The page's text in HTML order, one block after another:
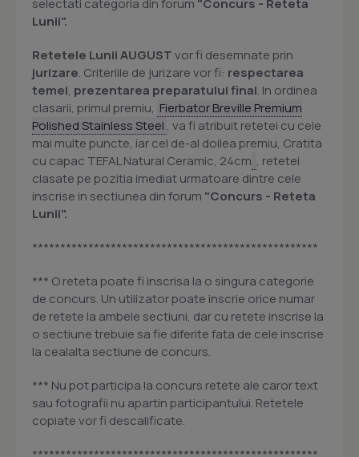
selectati categoria din forum "Concurs - Reteta
Lunii".
Retetele Lunii AUGUSTvor fi desemnate prin
jurizare. Criteriile de jurizare vor fi: respectarea
temei, prezentarea preparatului final. In ordinea
clasarii, primul premiu, Fierbator Breville Premium
Polished Stainless Steel , va fi atribuit retetei cu cele
mai multe puncte, iar cel de-al doilea premiu, Cratita
cu capac TEFAL Natural Ceramic, 24cm , retetei
clasate pe pozitia imediat urmatoare dintre cele
inscrise in sectiunea din forum "Concurs - Reteta
Lunii".
***************************************************
*** O reteta poate fi inscrisa la o singura categorie
de concurs. Un utilizator poate inscrie orice numar
de retete la ambele sectiuni, dar cu retete inscrise la
o sectiune trebuie sa fie diferite fata de cele inscrise
la cealalta sectiune de concurs.
*** Nu pot participa la concurs retete ale caror text
sau fotografii nu apartin participantului. Retetele
copiate vor fi descalificate.